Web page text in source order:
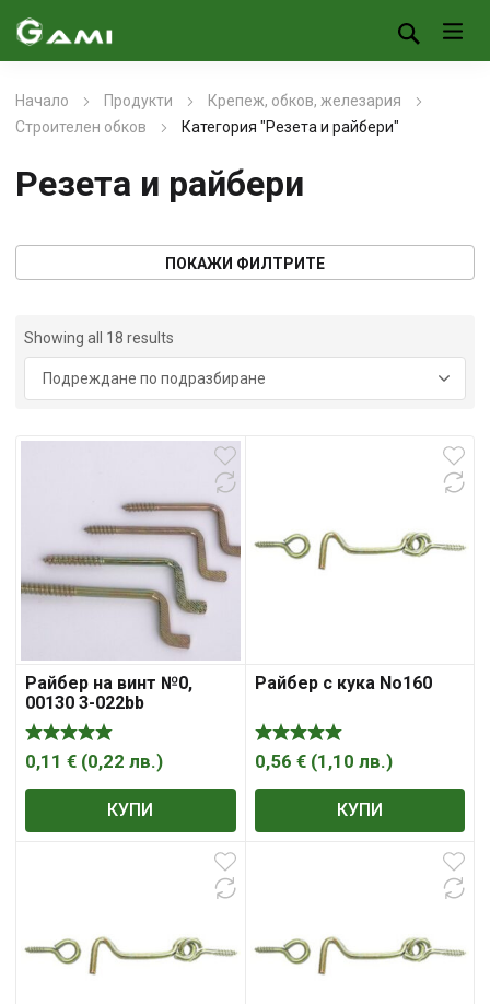
Начало Продукти
Крепеж, обков, железария
Строителен обков
Категория "Резета и райбери"
Резета и райбери
ПОКАЖИ ФИЛТРИТЕ
Showing all 18 results
Райбер на винт №0,
00130 3-022bb
(100/3000)
0,11 € (0,22 лв.)
КУПИ
Райбер с кука No160
0,56 € (1,10 лв.)
КУПИ